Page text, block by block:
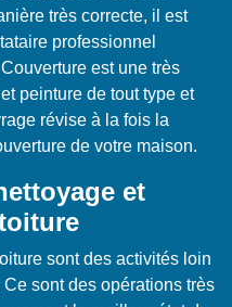
très correcte, il est
professionnel
est une très
peinture de tout type et
révise à la fois la
de votre maison.
et
sont des activités loin
sont des opérations très